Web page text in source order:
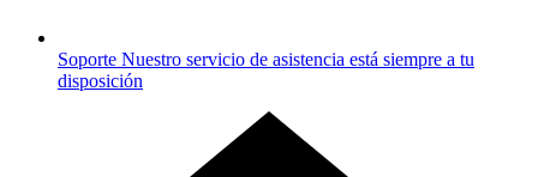
Soporte Nuestro servicio de asistencia está siempre a tu
disposición